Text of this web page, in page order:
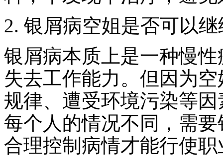
2. 银屑病空姐是否可以
银屑病本质上是一种慢
失去工作能力。但因为
规律、遭受环境污染等
每个人的情况不同，需
合理控制病情才能行使职